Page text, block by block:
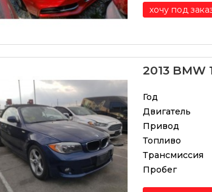
хочу под
2013 BMW
Год
Двигатель
Привод
Топливо
Трансмиссия
Пробег